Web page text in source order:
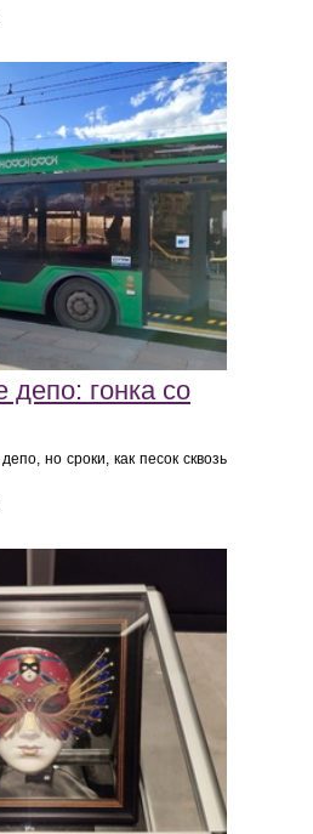
депо: гонка со
но сроки, как песок сквозь